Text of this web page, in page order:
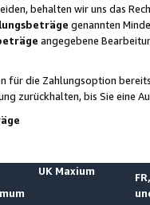
behalten wir uns das
genannten
angegebene
für die Zahlungsoption
zurückhalten, bis Sie
UK Maxium